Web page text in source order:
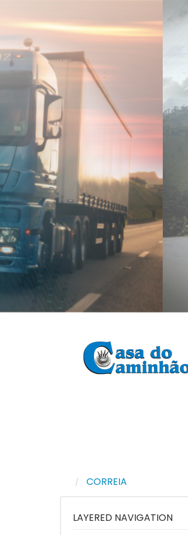
CORREIA
LAYERED NAVIGATION